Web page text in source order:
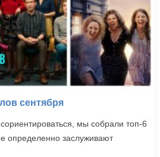
сентября
мы собрали топ-6
определенно заслуживают